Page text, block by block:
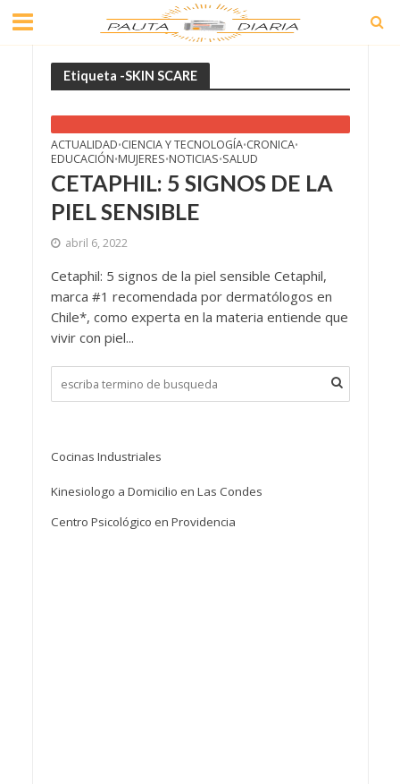
Etiqueta -SKIN SCARE
ACTUALIDAD•CIENCIA Y TECNOLOGÍA•CRONICA•
EDUCACIÓN•MUJERES•NOTICIAS•SALUD
CETAPHIL: 5 SIGNOS DE LA
PIEL SENSIBLE
abril 6, 2022
Cetaphil: 5 signos de la piel sensible Cetaphil,
marca #1 recomendada por dermatólogos en
Chile*, como experta en la materia entiende que
vivir con piel...
Cocinas Industriales
Kinesiologo a Domicilio en Las Condes
Centro Psicológico en Providencia